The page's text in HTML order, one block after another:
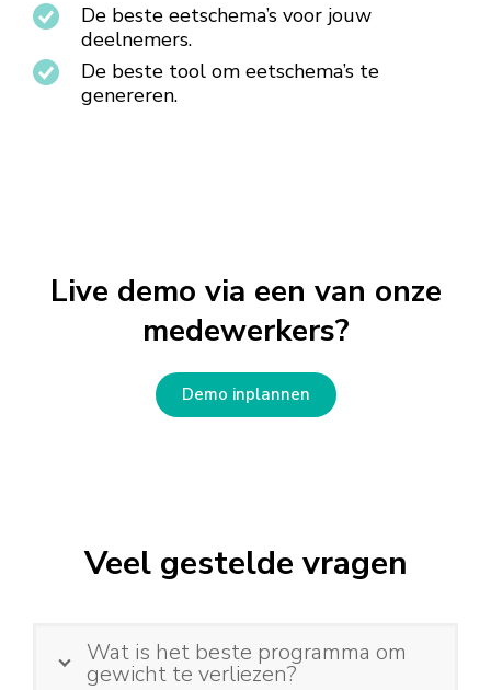
De beste eetschema’s voor jouw
deelnemers.
De beste tool om eetschema’s te
genereren.
Live demo via een van onze
medewerkers?
Demo inplannen
Veel gestelde vragen
Wat is het beste programma om
gewicht te verliezen?